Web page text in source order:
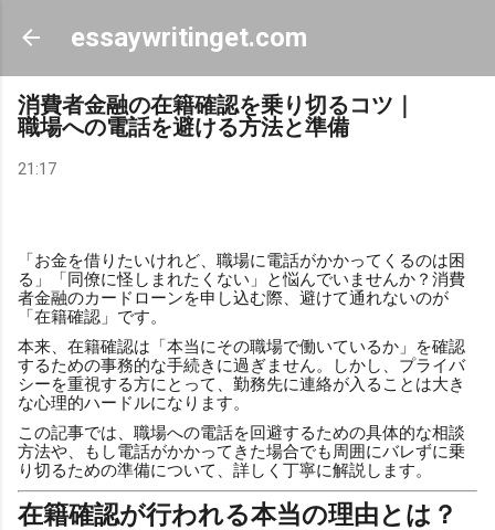
スキップしてメイン コンテンツに移動
essaywritinget.com
消費者金融の在籍確認を乗り切るコツ｜
職場への電話を避ける方法と準備
21:17
「お金を借りたいけれど、職場に電話がかかってくるのは困
る」「同僚に怪しまれたくない」と悩んでいませんか？消費
者金融のカードローンを申し込む際、避けて通れないのが
「在籍確認」です。
本来、在籍確認は「本当にその職場で働いているか」を確認
するための事務的な手続きに過ぎません。しかし、プライバ
シーを重視する方にとって、勤務先に連絡が入ることは大き
な心理的ハードルになります。
この記事では、職場への電話を回避するための具体的な相談
方法や、もし電話がかかってきた場合でも周囲にバレずに乗
り切るための準備について、詳しく丁寧に解説します。
在籍確認が行われる本当の理由とは？